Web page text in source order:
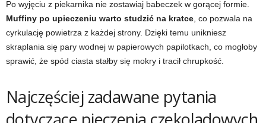
Po wyjęciu z piekarnika nie zostawiaj babeczek w gorącej formie.
Muffiny po upieczeniu warto studzić na kratce , co pozwala na
cyrkulację powietrza z każdej strony. Dzięki temu unikniesz
skraplania się pary wodnej w papierowych papilotkach, co mogłoby
sprawić, że spód ciasta stałby się mokry i tracił chrupkość.
Najczęściej zadawane pytania